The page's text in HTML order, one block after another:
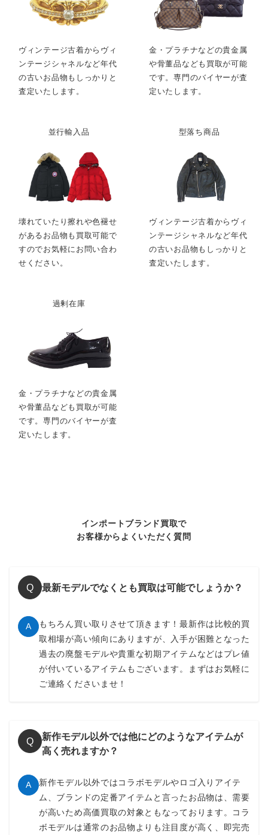
ヴィンテージ古着からヴィ
ンテージシャネルなど年代
の古いお品物もしっかりと
査定いたします。
金・プラチナなどの貴金属
や骨董品なども買取が可能
です。専門のバイヤーが査
定いたします。
並行輸入品
壊れていたり擦れや色褪せ
があるお品物も買取可能で
すのでお気軽にお問い合わ
せください。
型落ち商品
ヴィンテージ古着からヴィ
ンテージシャネルなど年代
の古いお品物もしっかりと
査定いたします。
過剰在庫
金・プラチナなどの貴金属
や骨董品なども買取が可能
です。専門のバイヤーが査
定いたします。
インポートブランド買取で
お客様からよくいただく質問
Q 最新モデルでなくとも買取は可能でしょうか？
A
もちろん買い取りさせて頂きます！最新作は比較的買
取相場が高い傾向にありますが、入手が困難となった
過去の廃盤モデルや貴重な初期アイテムなどはプレ値
が付いているアイテムもございます。まずはお気軽に
ご連絡くださいませ！
Q
新作モデル以外では他にどのようなアイテムが
高く売れますか？
A
新作モデル以外ではコラボモデルやロゴ入りアイテ
ム、ブランドの定番アイテムと言ったお品物は、需要
が高いため高価買取の対象ともなっております。コラ
ボモデルは通常のお品物よりも注目度が高く、即完売